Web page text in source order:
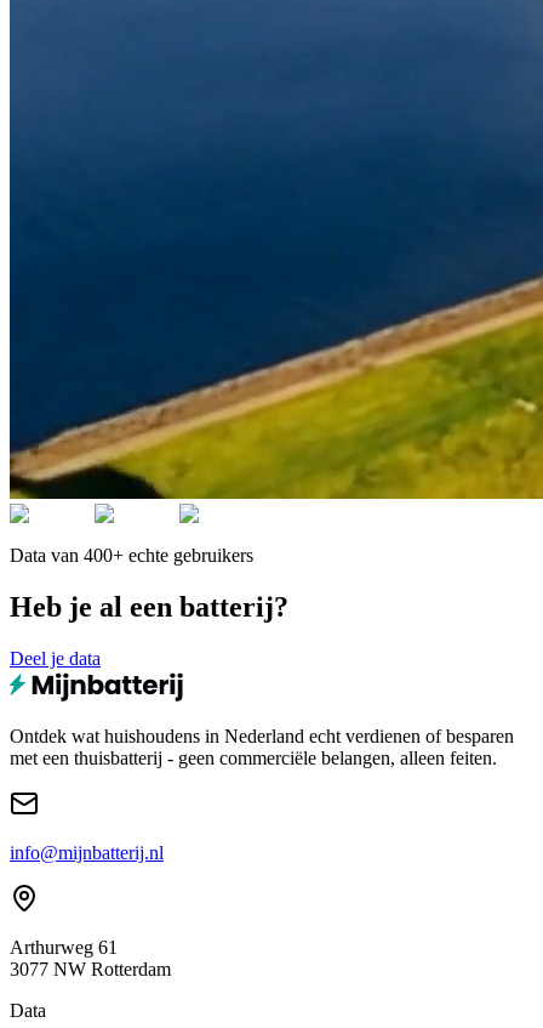
Data van 400+ echte gebruikers
Heb je al een batterij?
Deel je data
Ontdek wat huishoudens in Nederland echt verdienen of besparen
met een thuisbatterij - geen commerciële belangen, alleen feiten.
info@mijnbatterij.nl
Arthurweg 61
3077 NW Rotterdam
Data